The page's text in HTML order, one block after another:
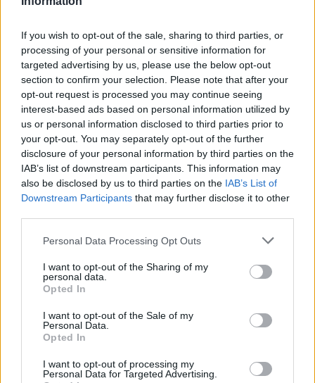
If you wish to opt-out of the sale, sharing to third parties, or
processing of your personal or sensitive information for
targeted advertising by us, please use the below opt-out
section to confirm your selection. Please note that after your
opt-out request is processed you may continue seeing
interest-based ads based on personal information utilized by
us or personal information disclosed to third parties prior to
your opt-out. You may separately opt-out of the further
disclosure of your personal information by third parties on the
IAB’s list of downstream participants. This information may
also be disclosed by us to third parties on the IAB’s List of
Downstream Participants that may further disclose it to other
Personal Data Processing Opt Outs
I want to opt-out of the Sharing of my
personal data.
Opted In
I want to opt-out of the Sale of my
Personal Data.
Opted In
I want to opt-out of processing my
Personal Data for Targeted Advertising.
Στις επεκτατικές επιδιώξεις της Τουρκίας στη Λιβύη,
εκτός από την Ελλάδα που φαίνεται πως δημοσίως
αντιδρά χλιαρά, αντίθετη είναι η Αίγυπτος αλλά και